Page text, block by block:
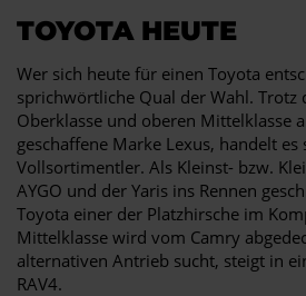
TOYOTA HEUTE
Wer sich heute für einen Toyota
sprichwörtliche Qual der Wahl. Trotz
Oberklasse und oberen Mittelklasse
geschaffene Marke Lexus, handelt es
Vollsortimentler. Als Kleinst- bzw.
AYGO und der Yaris ins Rennen
Toyota einer der Platzhirsche im
Mittelklasse wird vom Camry
alternativen Antrieb sucht, steigt in
RAV4.